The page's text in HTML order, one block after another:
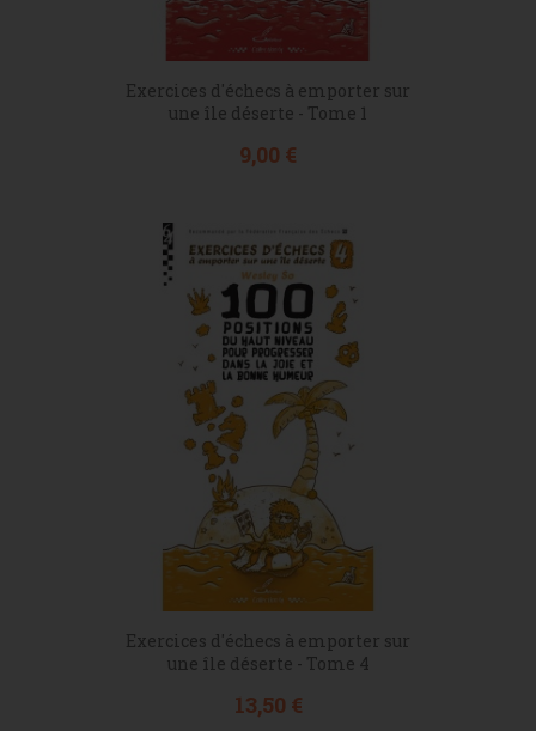
Exercices d'échecs à emporter sur
une île déserte - Tome 1
Prix
9,00 €
Exercices d'échecs à emporter sur
une île déserte - Tome 4
Prix
13,50 €